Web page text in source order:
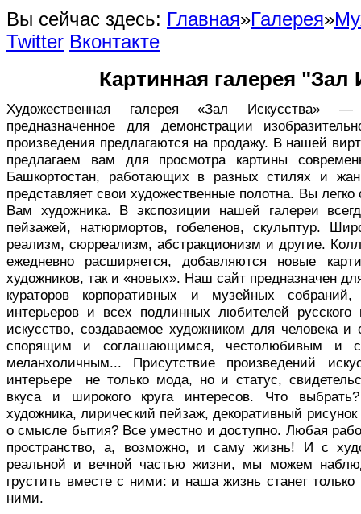
Вы сейчас здесь: Главная»Галерея»
Twitter Вконтакте
Картинная галерея "Зал
Художественная галерея «Зал Искусства» —
предназначенное для демонстрации
произведения предлагаются на продажу. В нашей
предлагаем вам для просмотра картины
Башкортостан, работающих в разных стилях и
представляет свои художественные полотна. Вы
Вам художника. В экспозиции нашей галереи
пейзажей, натюрмортов, гобеленов, скульптур.
реализм, сюрреализм, абстракционизм и другие.
ежедневно расширяется, добавляются новые
художников, так и «новых». Наш сайт предназначен
кураторов корпоративных и музейных
интерьеров и всех подлинных любителей
искусство, создаваемое художником для человека и
спорящим и соглашающимся, честолюбивым и
меланхоличным... Присутствие произведений
интерьере не только мода, но и статус,
вкуса и широкого круга интересов. Что
художника, лирический пейзаж, декоративный
о смысле бытия? Все уместно и доступно. Любая
пространство, а, возможно, и саму жизнь! И с
реальной и вечной частью жизни, мы можем
грустить вместе с ними: и наша жизнь станет только
ними.